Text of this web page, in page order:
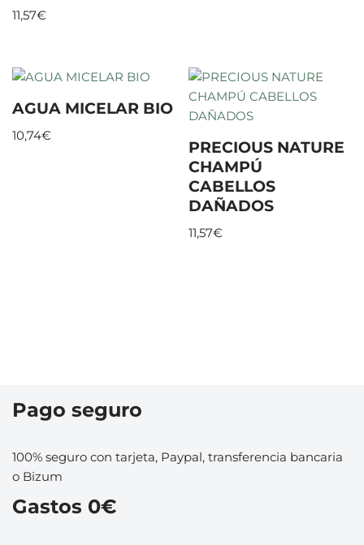
11,57€
AGUA MICELAR BIO
10,74€
PRECIOUS NATURE
CHAMPÚ
CABELLOS
DAÑADOS
11,57€
Pago seguro
100% seguro con tarjeta, Paypal, transferencia bancaria
o Bizum
Gastos 0€